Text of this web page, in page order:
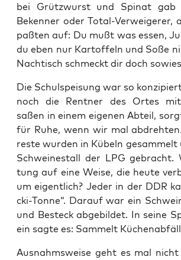
bei Grütz­wurst und Spi­nat
Beken­ner oder Total-Ver­wei­ge­rer,
paß­ten auf: Du mußt was essen,
du eben nur Kar­tof­feln und Soße
Nach­tisch schmeckt dir doch
Die Schul­spei­sung war so
noch die Rent­ner des Ortes
saßen in einem eige­nen Abteil,
für Ruhe, wenn wir mal
res­te wur­den in Kübeln gesam­melt
Schwei­ne­stall der LPG gebracht.
tung auf eine Wei­se, die heu­te
um eigent­lich? Jeder in der DDR
cki-Ton­ne“. Dar­auf war ein
und Besteck abge­bil­det. In sei­ne
ein sag­te es: Sam­melt
Aus­nahms­wei­se geht es mal